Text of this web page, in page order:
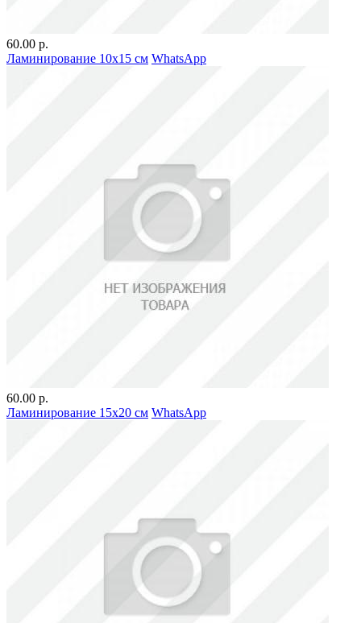
60.00 р.
Ламинирование 10х15 см WhatsApp
60.00 р.
Ламинирование 15х20 см WhatsApp